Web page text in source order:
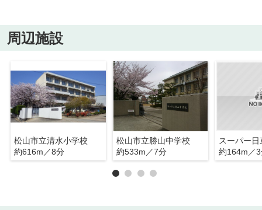
周辺施設
松山市立清水小学校
約616m／8分
松山市立勝山中学校
約533m／7分
スーパー
約164m／